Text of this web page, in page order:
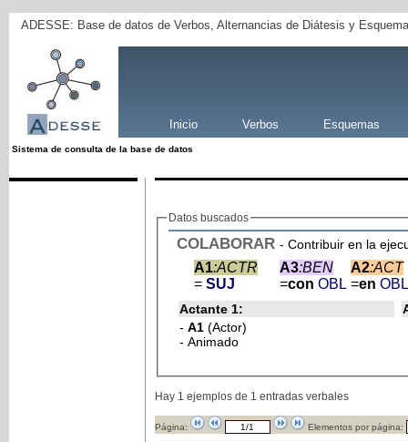
ADESSE: Base de datos de Verbos, Alternancias de Diátesis y
Inicio Verbos Esquemas
Sistema de consulta de la base de datos
Datos buscados
COLABORAR - Contribuir en la
A1:ACTR
= SUJ
A3:BEN
=con OBL
A2:ACT
=en OBL
Actante 1:
- A1 (Actor)
- Animado
Hay 1 ejemplos de 1 entradas verbales
Página: Elementos por página: